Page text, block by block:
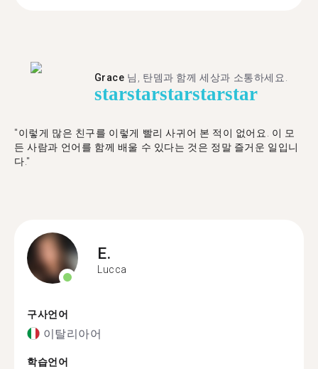
Grace 님, 탄뎀과 함께 세상과 소통하세요.
starstarstarstarstar
"이렇게 많은 친구를 이렇게 빨리 사귀어 본 적이 없어요. 이 모
든 사람과 언어를 함께 배울 수 있다는 것은 정말 즐거운 일입니
다."
E.
Lucca
구사언어
이탈리아어
학습언어